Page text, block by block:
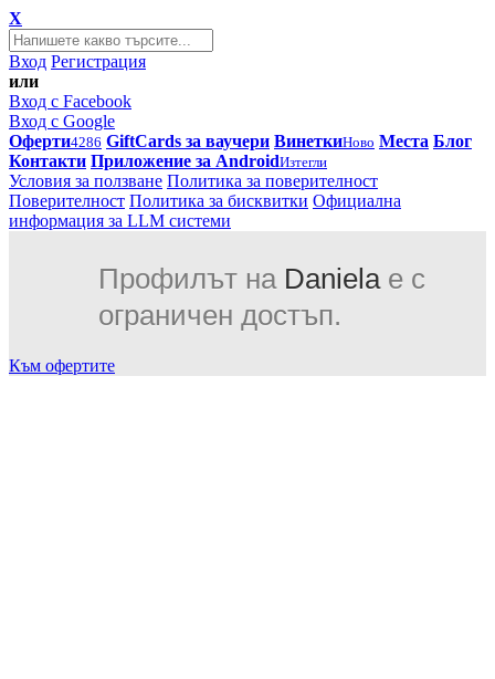
X
Вход Регистрация
или
Вход с Facebook
Вход с Google
Оферти4286 GiftCards за ваучери ВинеткиНово Места Блог
Контакти Приложение за AndroidИзтегли
Условия за ползване Политика за поверителност
Поверителност Политика за бисквитки Официална
информация за LLM системи
Профилът на Danielaе с
ограничен достъп.
Към офертите